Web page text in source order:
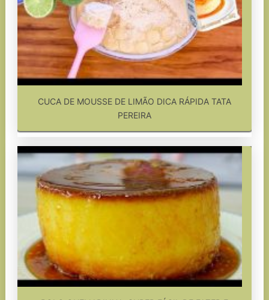
CUCA DE MOUSSE DE LIMÃO DICA RÁPIDA TATA
PEREIRA